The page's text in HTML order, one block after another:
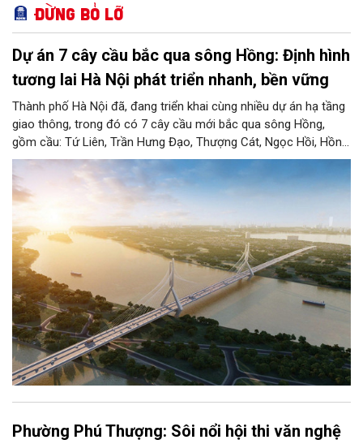
Đừng bỏ lỡ
Dự án 7 cây cầu bắc qua sông Hồng: Định hình
tương lai Hà Nội phát triển nhanh, bền vững
Thành phố Hà Nội đã, đang triển khai cùng nhiều dự án hạ tầng
giao thông, trong đó có 7 cây cầu mới bắc qua sông Hồng,
gồm cầu: Tứ Liên, Trần Hưng Đạo, Thượng Cát, Ngọc Hồi, Hồng
Hà, Mễ Sở và Vân Phúc. 7 cây cầu này vừa giải bài toán hạ tầng
giao thông Thủ đô, vừa thể hiện tầm nhìn chiến lược và cuộc
cách mạng không gian để định hình tương lai phát triển bền
vững Thủ đô trong kỷ nguyên mới.
Phường Phú Thượng: Sôi nổi hội thi văn nghệ